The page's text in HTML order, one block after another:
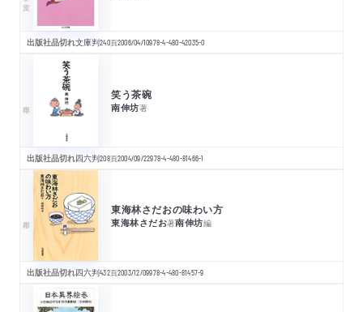
出版社品切れ文庫判240頁2006/04/10978-4-480-42035-0
笑う茶碗
南伸坊著
出版社品切れ四六判208頁2004/09/22978-4-480-81466-1
東海林さだおの味わい方
東海林さだお著南伸坊編
出版社品切れ四六判432頁2003/12/09978-4-480-81457-9